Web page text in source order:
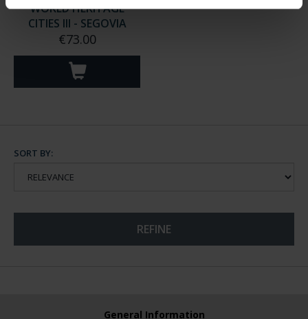
WORLD HERITAGE
CITIES III - SEGOVIA
€73.00
SORT BY:
REFINE
General Information